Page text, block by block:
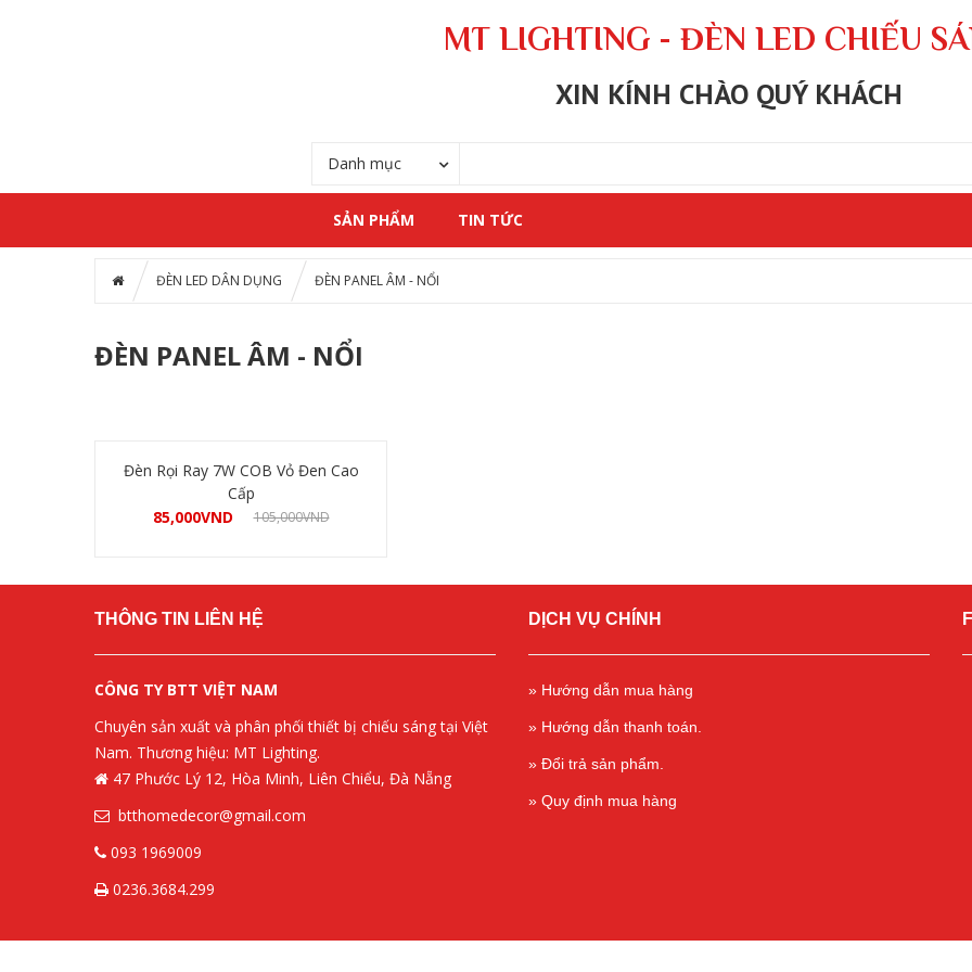
MT LIGHTING - ĐÈN LED CHIẾU
XIN KÍNH CHÀO QUÝ KHÁCH
Danh mục
SẢN PHẨM TIN TỨC
ĐÈN LED DÂN DỤNG ĐÈN PANEL ÂM - NỔI
ĐÈN PANEL ÂM - NỔI
Đèn Rọi Ray 7W COB Vỏ Đen Cao
Cấp
85,000VND 105,000VND
THÔNG TIN LIÊN HỆ
CÔNG TY BTT VIỆT NAM
Chuyên sản xuất và phân phối thiết bị chiếu sáng tại Việt
Nam. Thương hiệu: MT Lighting.
47 Phước Lý 12, Hòa Minh, Liên Chiểu, Đà Nẵng
btthomedecor@gmail.com
093 1969009
0236.3684.299
DỊCH VỤ CHÍNH
» Hướng dẫn mua hàng
» Hướng dẫn thanh toán.
» Đổi trả sản phẩm.
» Quy định mua hàng